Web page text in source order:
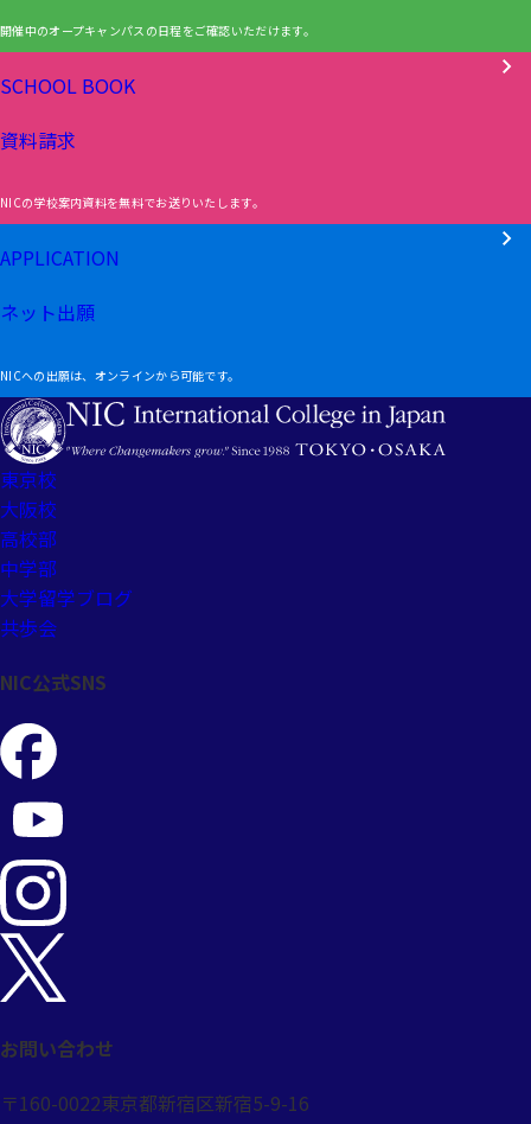
開催中のオープキャンパスの日程をご確認いただけます。
SCHOOL BOOK
資料請求
NICの学校案内資料を無料でお送りいたします。
APPLICATION
ネット出願
NICへの出願は、オンラインから可能です。
東京校
大阪校
高校部
中学部
大学留学ブログ
共歩会
NIC公式SNS
お問い合わせ
〒160-0022東京都新宿区新宿5-9-16